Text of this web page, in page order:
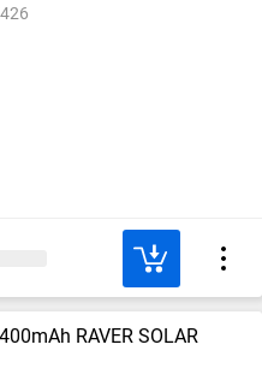
RAVER SOLAR